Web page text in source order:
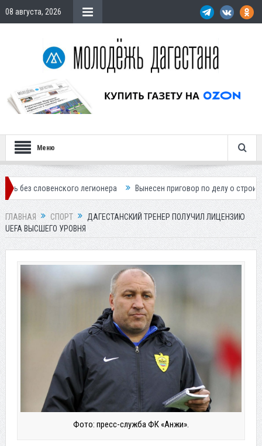
08 августа, 2026
Меню
легионера Вынесен приговор по делу о строительстве
ГЛАВНАЯ СПОРТ
ДАГЕСТАНСКИЙ ТРЕНЕР ПОЛУЧИЛ ЛИЦЕНЗИЮ
UEFA ВЫСШЕГО УРОВНЯ
Фото: пресс-служба ФК «Анжи».